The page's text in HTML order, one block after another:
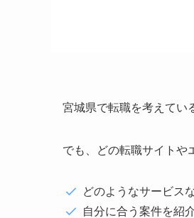
宮城県で転職を考えてい
でも、どの転職サイトや
どのようなサービス
自分に合う案件を紹